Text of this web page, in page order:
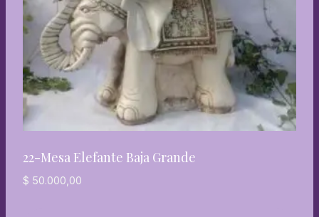
22-Mesa Elefante Baja Grande
$ 50.000,00